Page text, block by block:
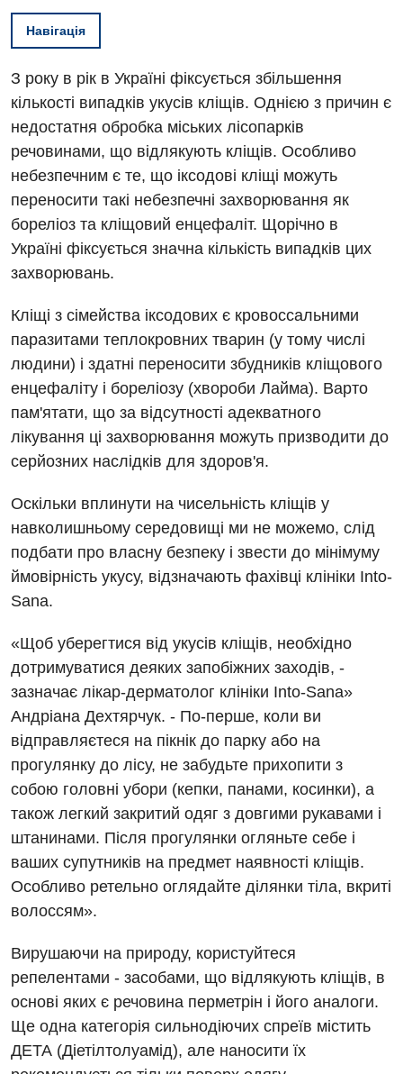
Вакансії
Заходи БПР
Інтернатура
Програма лояльності
Відгуки
Відео
Діагностика
Ангіографічні дослідження
Діагностичне відділення
Ендоскопічне відділення
Інструментальна діагностика
Комп’ютерна томографія
Магнітно-резонансна томографія
Мамографія
Нейросонографія
Рентгенографія
УЗД
Для дорослих
Акушерство і гінекологія
Алергологія, імунологія
Безоплатні послуги
Вакцинація
Відділення інтенсивної терапії
Відділ госпіталізації
Відділення кардіосудинної патології та неврології
Відділення невідкладних станів
Відділення інтенсивної терапії
Денний стаціонар
Діагностичне відділення
Ендоскопічне відділення
Онкологічне відділлення
Офтальмологічне відділення
Педіатричне відділення
Терапевтичне відділення
Травматологічне відділення
Хірургічне відділення
Швидка медична допомога
Декларування
Лікування гострого інфаркту
Національний скринінг здоров’я 40+
Українська
Російська
Навігація
З року в рік в Україні фіксується збільшення
кількості випадків укусів кліщів. Однією з причин є
недостатня обробка міських лісопарків
речовинами, що відлякують кліщів. Особливо
небезпечним є те, що іксодові кліщі можуть
переносити такі небезпечні захворювання як
бореліоз та кліщовий енцефаліт. Щорічно в
Україні фіксується значна кількість випадків цих
захворювань.
Кліщі з сімейства іксодових є кровоссальними
паразитами теплокровних тварин (у тому числі
людини) і здатні переносити збудників кліщового
енцефаліту і бореліозу (хвороби Лайма). Варто
пам'ятати, що за відсутності адекватного
лікування ці захворювання можуть призводити до
серйозних наслідків для здоров'я.
Оскільки вплинути на чисельність кліщів у
навколишньому середовищі ми не можемо, слід
подбати про власну безпеку і звести до мінімуму
ймовірність укусу, відзначають фахівці клініки Into-
Sana.
«Щоб уберегтися від укусів кліщів, необхідно
дотримуватися деяких запобіжних заходів, -
зазначає лікар-дерматолог клініки Into-Sana»
Андріана Дехтярчук. - По-перше, коли ви
відправляєтеся на пікнік до парку або на
прогулянку до лісу, не забудьте прихопити з
собою головні убори (кепки, панами, косинки), а
також легкий закритий одяг з довгими рукавами і
штанинами. Після прогулянки огляньте себе і
ваших супутників на предмет наявності кліщів.
Особливо ретельно оглядайте ділянки тіла, вкриті
волоссям».
Вирушаючи на природу, користуйтеся
репелентами - засобами, що відлякують кліщів, в
основі яких є речовина перметрін і його аналоги.
Ще одна категорія сильнодіючих спреїв містить
ДЕТА (Діетілтолуамід), але наносити їх